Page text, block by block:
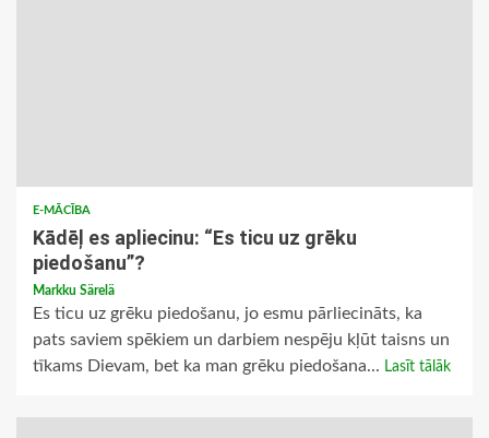
E-MĀCĪBA
Kādēļ es apliecinu: “Es ticu uz grēku
piedošanu”?
Markku Särelä
Es ticu uz grēku piedošanu, jo esmu pārliecināts, ka
pats saviem spēkiem un darbiem nespēju kļūt taisns un
tīkams Dievam, bet ka man grēku piedošana... Lasīt tālāk